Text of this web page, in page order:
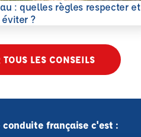
: quelles règles respecter et
?
LES CONSEILS
conduite française c'est :